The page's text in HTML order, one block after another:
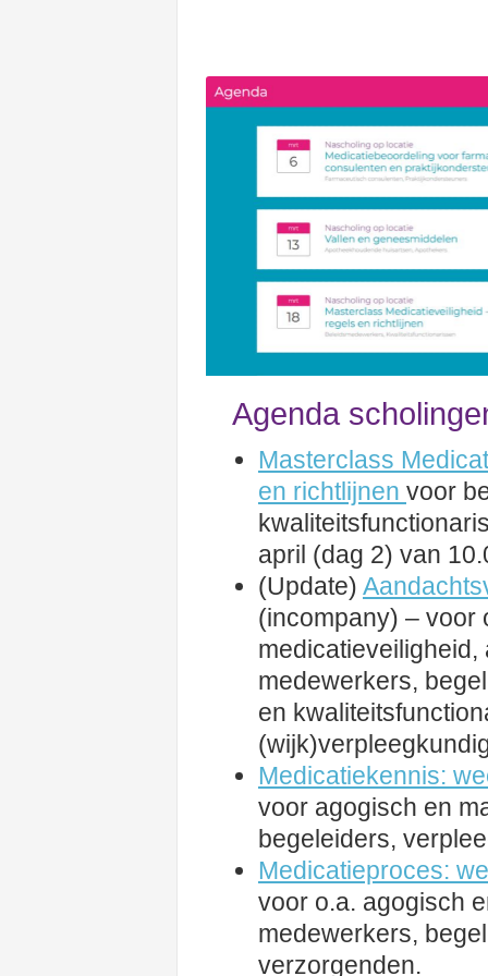
Agenda
Masterclass
en richtlijnen voor
april (dag 2) van
(Update)
(incompany) – voor
medewerkers,
en
Medicatiekennis:
voor agogisch en
begeleiders,
Medicatieproces:
voor o.a. agogisch
medewerkers,
verzorgenden.